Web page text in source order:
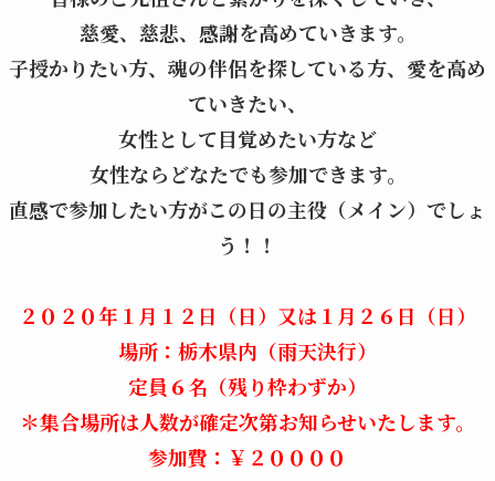
慈愛、慈悲、感謝を高めていきます。
子授かりたい方、魂の伴侶を探している方、愛を高め
ていきたい、
女性として目覚めたい方など
女性ならどなたでも参加できます。
直感で参加したい方がこの日の主役（メイン）でしょ
う！！
２０２０年１月１２日（日）又は１月２６日（日）
場所：栃木県内（雨天決行）
定員６名（残り枠わずか）
＊集合場所は人数が確定次第お知らせいたします。
参加費：￥２００００